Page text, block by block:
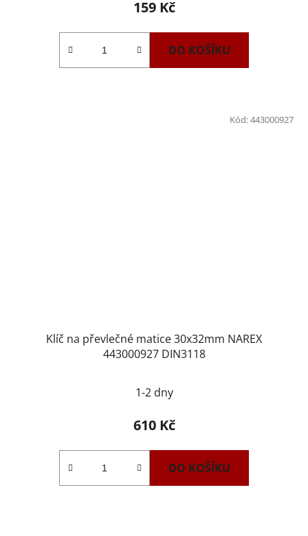
159 Kč
DO KOŠÍKU
Klíč na převlečné matice 30x32mm NAREX
443000927 DIN3118
1-2 dny
610 Kč
DO KOŠÍKU
Kód:443000927